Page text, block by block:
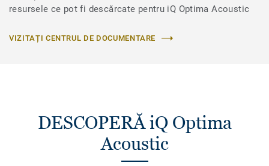
resursele ce pot fi descărcate pentru iQ Optima Acoustic
VIZITAȚI CENTRUL DE DOCUMENTARE
DESCOPERĂ iQ Optima
Acoustic